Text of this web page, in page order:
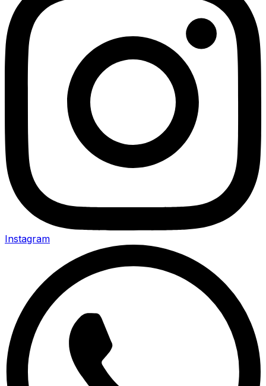
Instagram